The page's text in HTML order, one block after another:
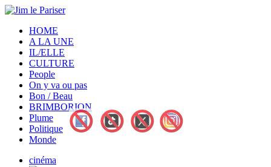
HOME
A LA UNE
IL/ELLE
CULTURE
People
On y va ou pas
Bon / Beau
BRIMBORION
Plume
Politique
Monde
cinéma